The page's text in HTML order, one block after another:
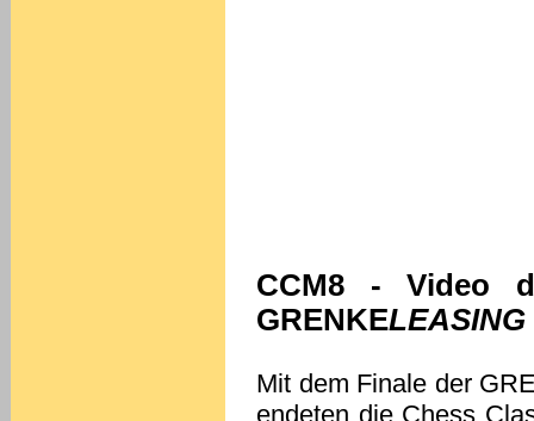
CCM8 - Video
GRENKELEASING
Mit dem Finale der
endeten die Chess